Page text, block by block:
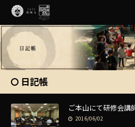
日記帳
ご本山にて研修会
2016/06/02